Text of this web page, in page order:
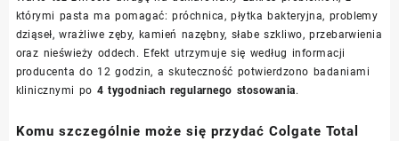
którymi pasta ma pomagać: próchnica, płytka bakteryjna, problemy
dziąseł, wrażliwe zęby, kamień nazębny, słabe szkliwo, przebarwienia
oraz nieświeży oddech. Efekt utrzymuje się według informacji
producenta do 12 godzin, a skuteczność potwierdzono badaniami
klinicznymi po 4 tygodniach regularnego stosowania.
Komu szczególnie może się przydać Colgate Total